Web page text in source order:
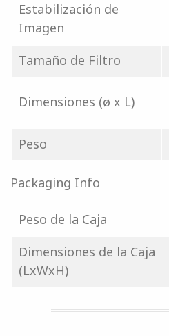
Estabilización de
Imagen
Tamaño de Filtro
Dimensiones (ø x L)
Peso
Packaging Info
Peso de la Caja
Dimensiones de la Caja
(LxWxH)